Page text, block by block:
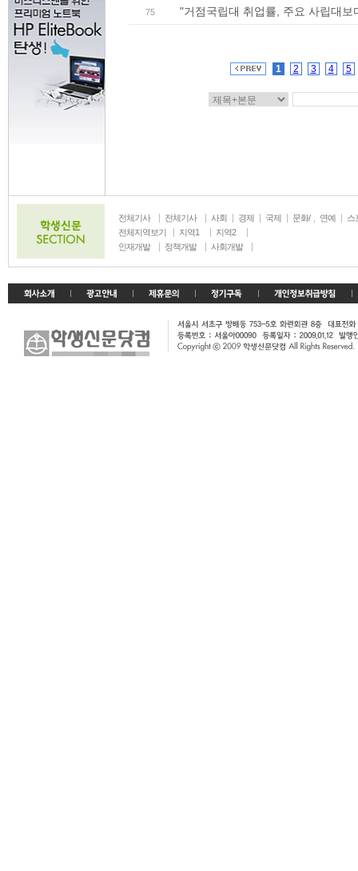
75 "거점국립대 취업률, 주요 사립대보
1 2 3 4 5
전체기사 전체기사 사회 경제 국제
문화/
연예
스
전체지역보기
지역1
지역2
인재개발
정책개발 사회개발